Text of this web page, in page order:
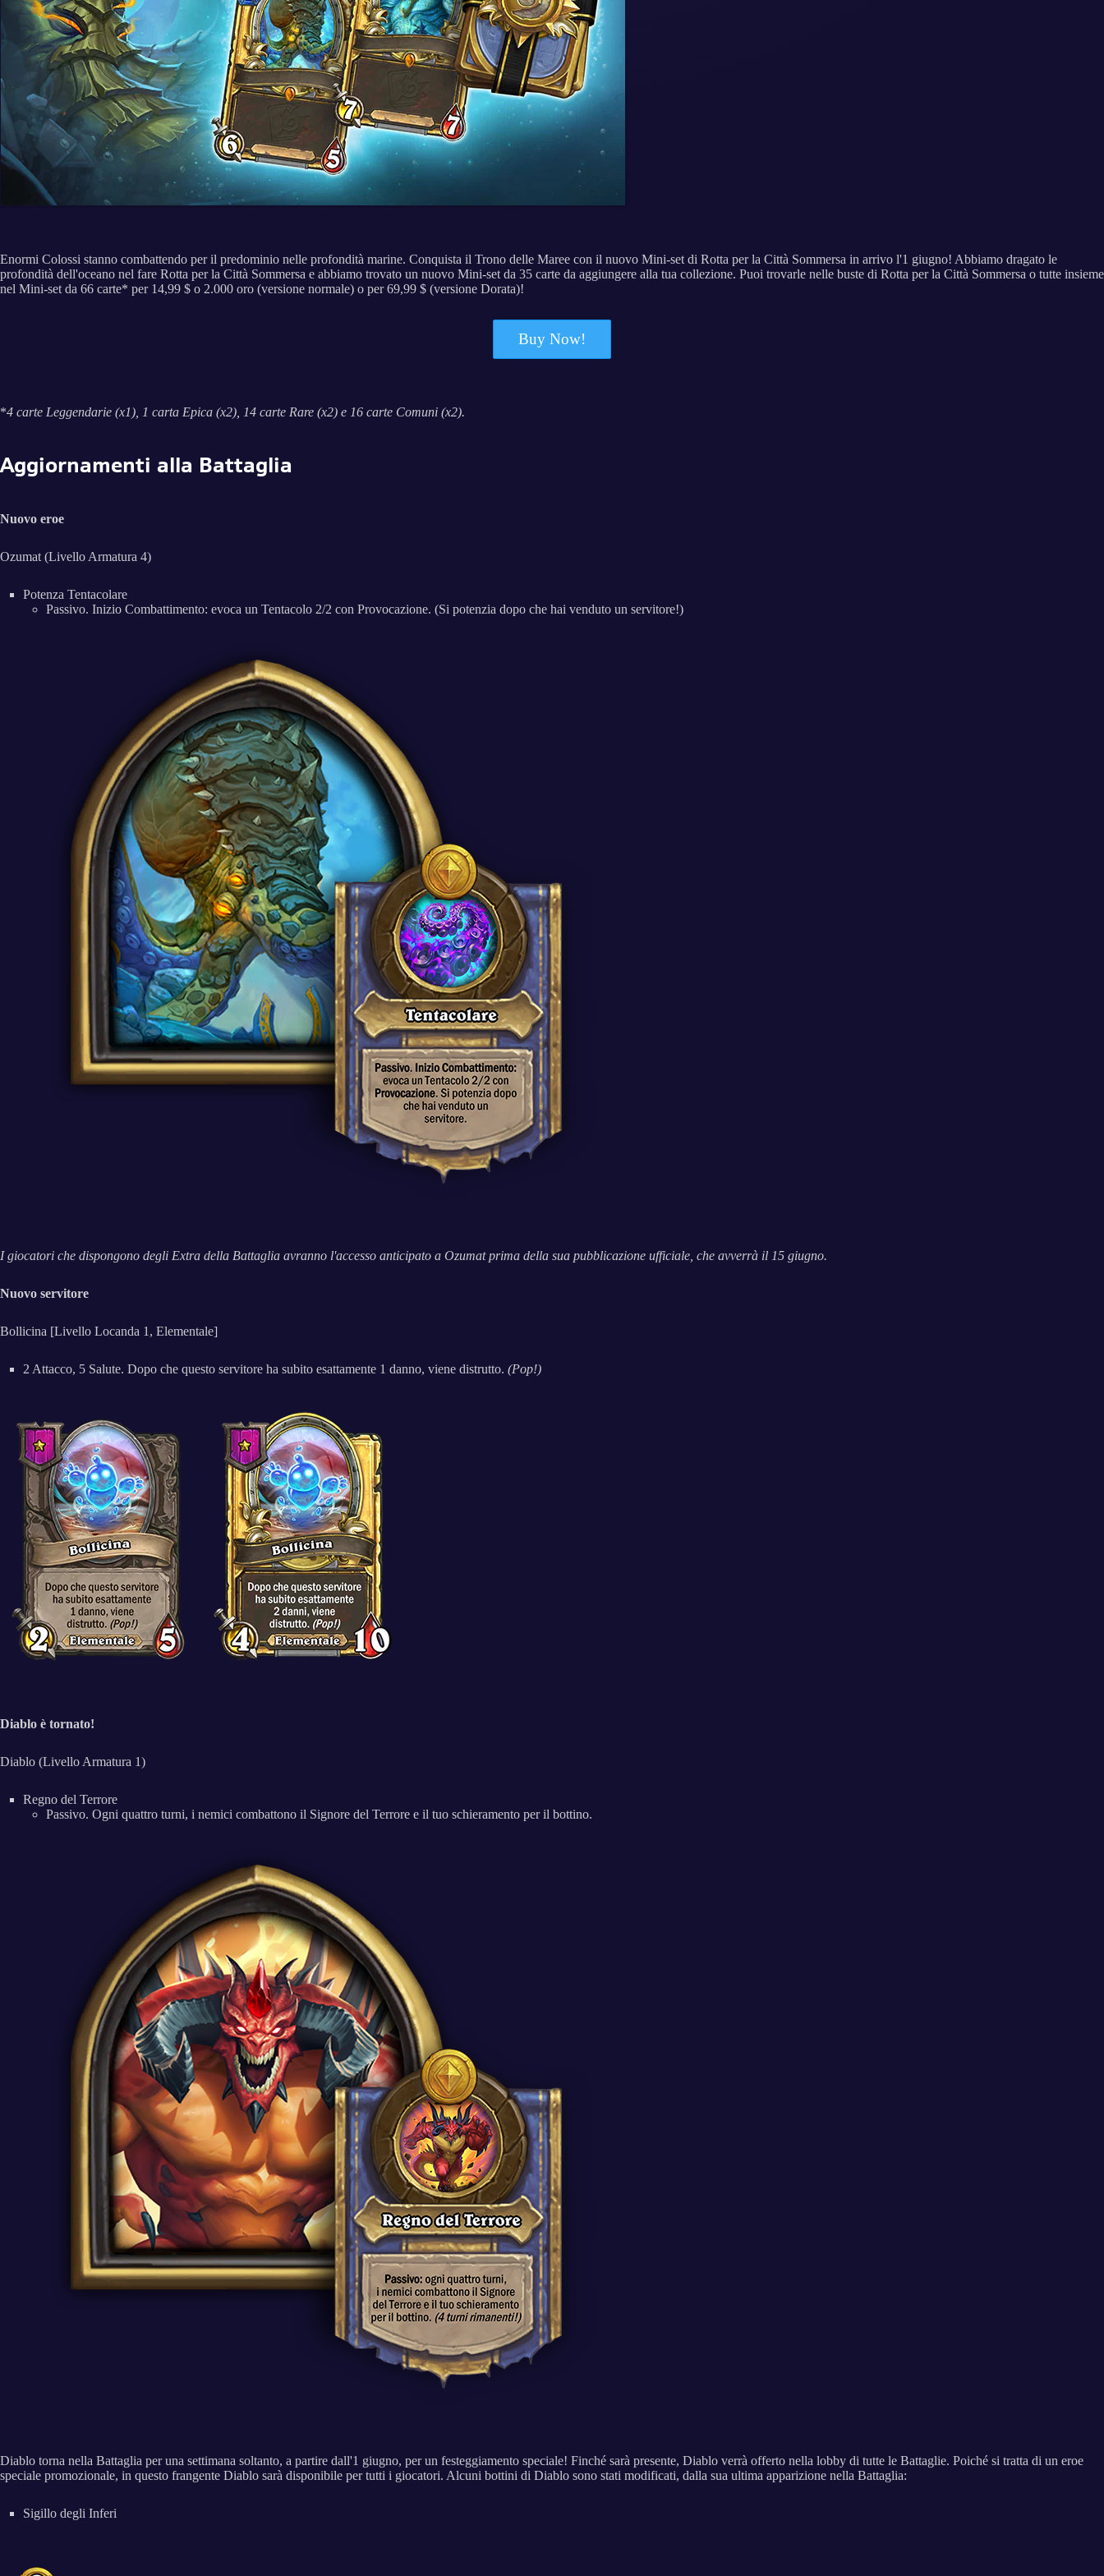
Enormi Colossi stanno combattendo per il predominio nelle profondità marine. Conquista il Trono delle Maree con il nuovo Mini-set di Rotta per la Città Sommersa in arrivo l'1 giugno! Abbiamo dragato le
profondità dell'oceano nel fare Rotta per la Città Sommersa e abbiamo trovato un nuovo Mini-set da 35 carte da aggiungere alla tua collezione. Puoi trovarle nelle buste di Rotta per la Città Sommersa o tutte insieme
nel Mini-set da 66 carte* per 14,99 $ o 2.000 oro (versione normale) o per 69,99 $ (versione Dorata)!
Buy Now!
*4 carte Leggendarie (x1), 1 carta Epica (x2), 14 carte Rare (x2) e 16 carte Comuni (x2).
Aggiornamenti alla Battaglia
Nuovo eroe
Ozumat (Livello Armatura 4)
Potenza Tentacolare
Passivo. Inizio Combattimento: evoca un Tentacolo 2/2 con Provocazione. (Si potenzia dopo che hai venduto un servitore!)
I giocatori che dispongono degli Extra della Battaglia avranno l'accesso anticipato a Ozumat prima della sua pubblicazione ufficiale, che avverrà il 15 giugno.
Nuovo servitore
Bollicina [Livello Locanda 1, Elementale]
2 Attacco, 5 Salute. Dopo che questo servitore ha subito esattamente 1 danno, viene distrutto. (Pop!)
Diablo è tornato!
Diablo (Livello Armatura 1)
Regno del Terrore
Passivo. Ogni quattro turni, i nemici combattono il Signore del Terrore e il tuo schieramento per il bottino.
Diablo torna nella Battaglia per una settimana soltanto, a partire dall'1 giugno, per un festeggiamento speciale! Finché sarà presente, Diablo verrà offerto nella lobby di tutte le Battaglie. Poiché si tratta di un eroe
speciale promozionale, in questo frangente Diablo sarà disponibile per tutti i giocatori. Alcuni bottini di Diablo sono stati modificati, dalla sua ultima apparizione nella Battaglia:
Sigillo degli Inferi